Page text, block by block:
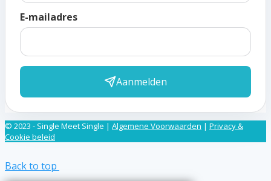
E-mailadres
Aanmelden
© 2023 - Single Meet Single | Algemene Voorwaarden | Privacy &
Cookie beleid
Back to top